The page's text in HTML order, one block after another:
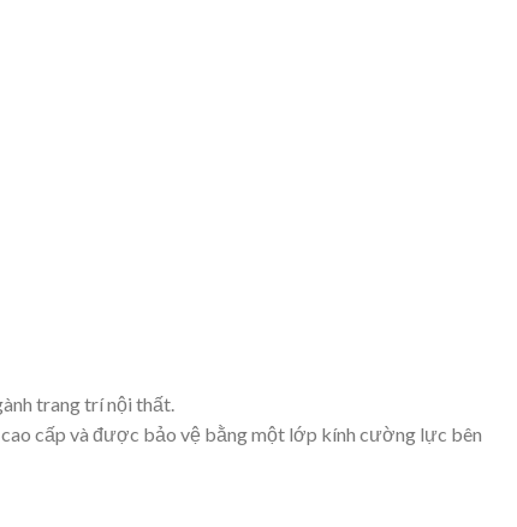
trang trí nội thất.
cấp và được bảo vệ bằng một lớp kính cường lực bên